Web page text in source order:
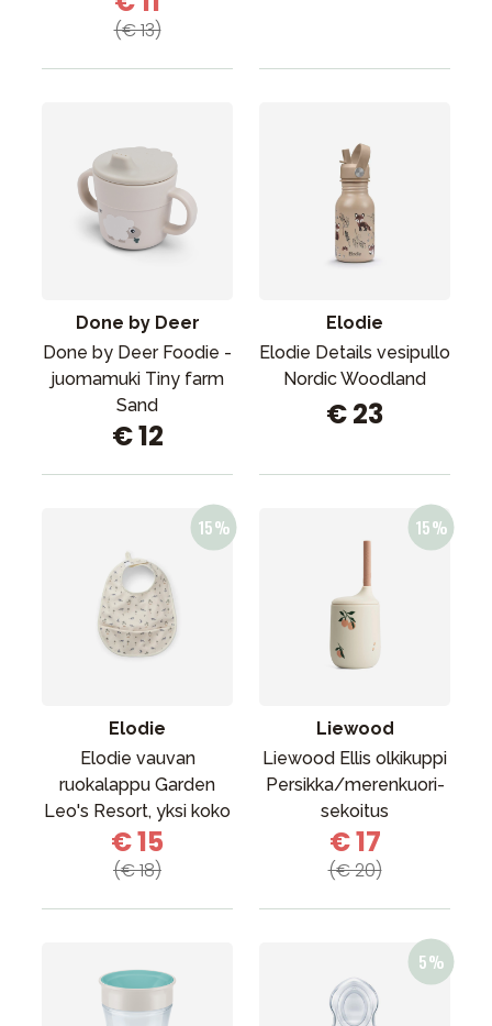
(€ 13)
Done by Deer
Done by Deer Foodie -
juomamuki Tiny farm
Sand
€ 12
Elodie
Elodie Details vesipullo
Nordic Woodland
€ 23
Elodie
Elodie vauvan
ruokalappu Garden
Leo's Resort, yksi koko
€ 15
(€ 18)
Liewood
Liewood Ellis olkikuppi
Persikka/merenkuori-
sekoitus
€ 17
(€ 20)